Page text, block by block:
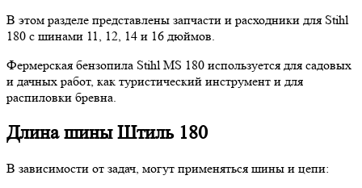
В этом разделе представлены запчасти и расходники для Stihl
180 с шинами 11, 12, 14 и 16 дюймов.
Фермерская бензопила Stihl MS 180 используется для садовых
и дачных работ, как туристический инструмент и для
распиловки бревна.
Длина шины Штиль 180
В зависимости от задач, могут применяться шины и цепи: